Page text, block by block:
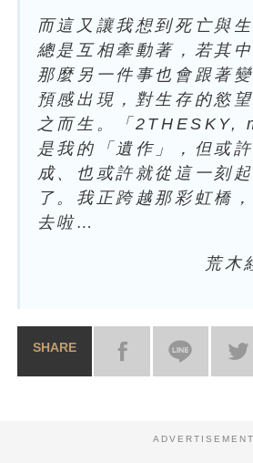
而這又讓我想到死亡與
總是互相牽動著，若其
那麼另一件事也會跟著
預感出現，對生存的慾
之而生。「2THESKY,
是我的「遺作」，但或
成、也或許就從這一刻
了。我正跨越那彩虹橋
去啦…
荒木
SHARE
ADVERTISEMENT